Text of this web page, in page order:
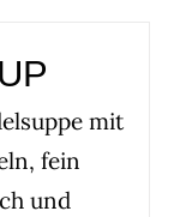
mit
fein
und